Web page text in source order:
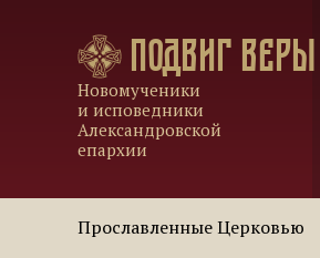
Подвиг веры
Новомученики
и исповедники
Александровской
епархии
Прославленные Церковью